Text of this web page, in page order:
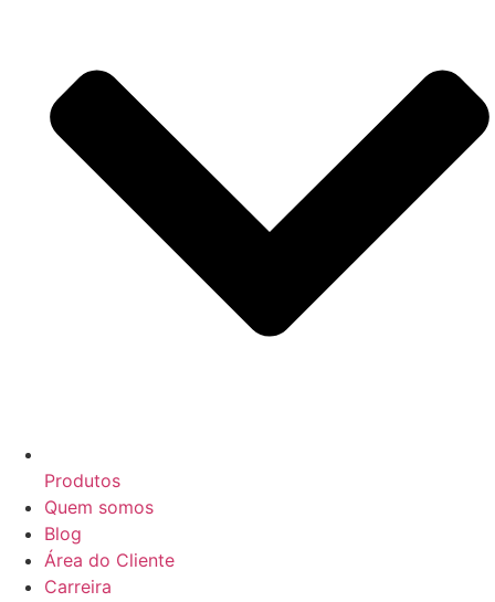
Produtos
Quem somos
Blog
Área do Cliente
Carreira